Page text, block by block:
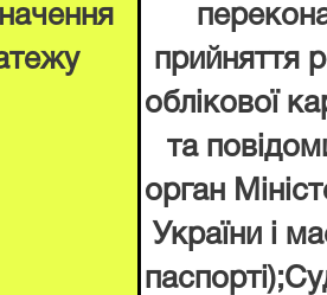
прийняття
облікової
та
орган
України і
паспорті)